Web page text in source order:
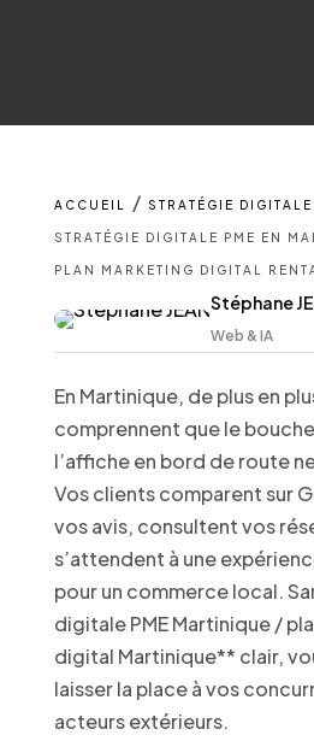
ACCUEIL / STRATÉGIE DIGITALE
STRATÉGIE DIGITALE PME EN
PLAN MARKETING DIGITAL
Stéphane
Web & IA
En Martinique, de plus en
comprennent que le
l’affiche en bord de route
Vos clients comparent sur
vos avis, consultent vos
s’attendent à une
pour un commerce local.
digitale PME Martinique /
digital Martinique** clair,
laisser la place à vos
acteurs extérieurs.